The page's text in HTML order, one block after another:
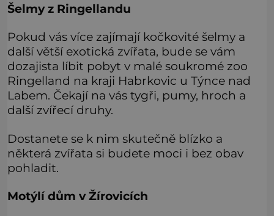
Šelmy z Ringellandu
Pokud vás více zajímají kočkovité šelmy a
další větší exotická zvířata, bude se vám
dozajista líbit pobyt v malé soukromé zoo
Ringelland na kraji Habrkovic u Týnce nad
Labem. Čekají na vás tygři, pumy, hroch a
další zvířecí druhy.
Dostanete se k nim skutečně blízko a
některá zvířata si budete moci i bez obav
pohladit.
Motýlí dům v Žírovicích